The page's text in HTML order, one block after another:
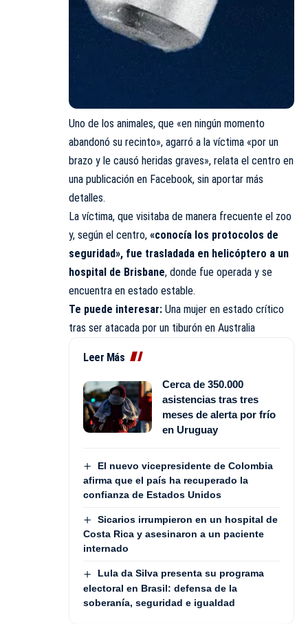
Uno de los animales, que «en ningún momento
abandonó su recinto», agarró a la víctima «por un
brazo y le causó heridas graves», relata el centro en
una publicación en Facebook, sin aportar más
detalles.
La víctima, que visitaba de manera frecuente el zoo
y, según el centro, «conocía los protocolos de
seguridad», fue trasladada en helicóptero a un
hospital de Brisbane, donde fue operada y se
encuentra en estado estable.
Te puede interesar: Una mujer en estado crítico
tras ser atacada por un tiburón en Australia
Leer Más
Cerca de 350.000
asistencias tras tres
meses de alerta por frío
en Uruguay
El nuevo vicepresidente de Colombia
afirma que el país ha recuperado la
confianza de Estados Unidos
Sicarios irrumpieron en un hospital de
Costa Rica y asesinaron a un paciente
internado
Lula da Silva presenta su programa
electoral en Brasil: defensa de la
soberanía, seguridad e igualdad